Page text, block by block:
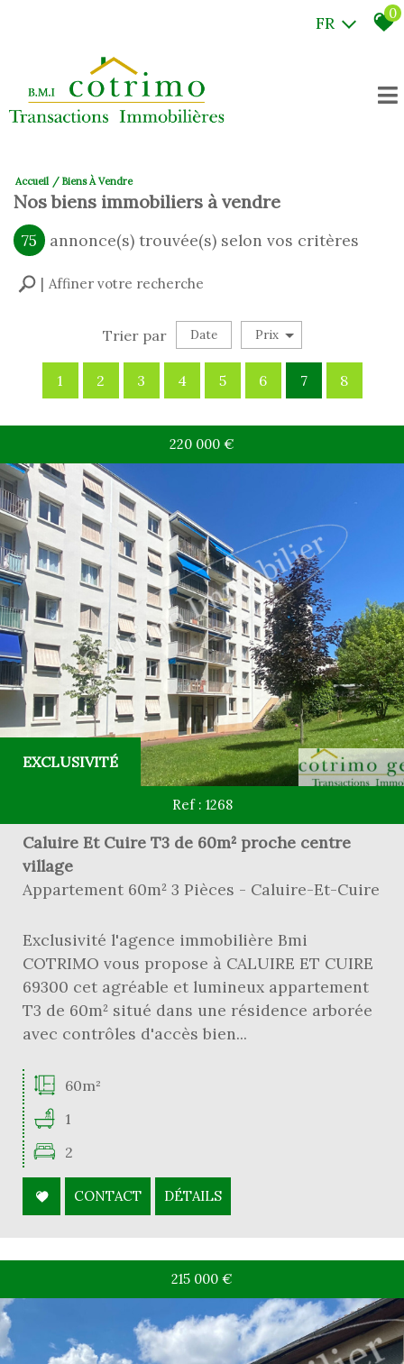
FR 0
Accueil Biens À Vendre
Nos biens immobiliers à vendre
75 annonce(s) trouvée(s) selon vos critères
Affiner votre recherche
5KM 10KM 25KM
Critères supplémentaires
Parking Terrasse
Rechercher
+ de critères
Trier par Date Prix
1 2 3 4 5 6 7 8
EXCLUSIVITÉ
220 000 €
Ref : 1268
Caluire Et Cuire T3 de 60m² proche centre
village
Appartement 60m² 3 Pièces - Caluire-Et-Cuire
Exclusivité l'agence immobilière Bmi
COTRIMO vous propose à CALUIRE ET CUIRE
69300 cet agréable et lumineux appartement
T3 de 60m² situé dans une résidence arborée
avec contrôles d'accès bien...
60m²
1
2
CONTACT DÉTAILS
215 000 €